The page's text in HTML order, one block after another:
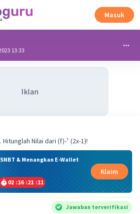
Masuk
13:33
Iklan
Nilai dari (f)-¹ (2x-1)!
& Menangkan E-Wallet
02 :16 :21 :11
Klaim
Jawaban terverifikasi